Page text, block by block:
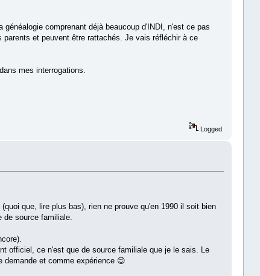
comprenant déjà beaucoup d'INDI, n'est ce pas
et peuvent être rattachés. Je vais réfléchir à ce
mes interrogations.
Logged
que, lire plus bas), rien ne prouve qu'en 1990 il soit bien
de source familiale.
officiel, ce n'est que de source familiale que je le sais. Le
demande et comme expérience 😉